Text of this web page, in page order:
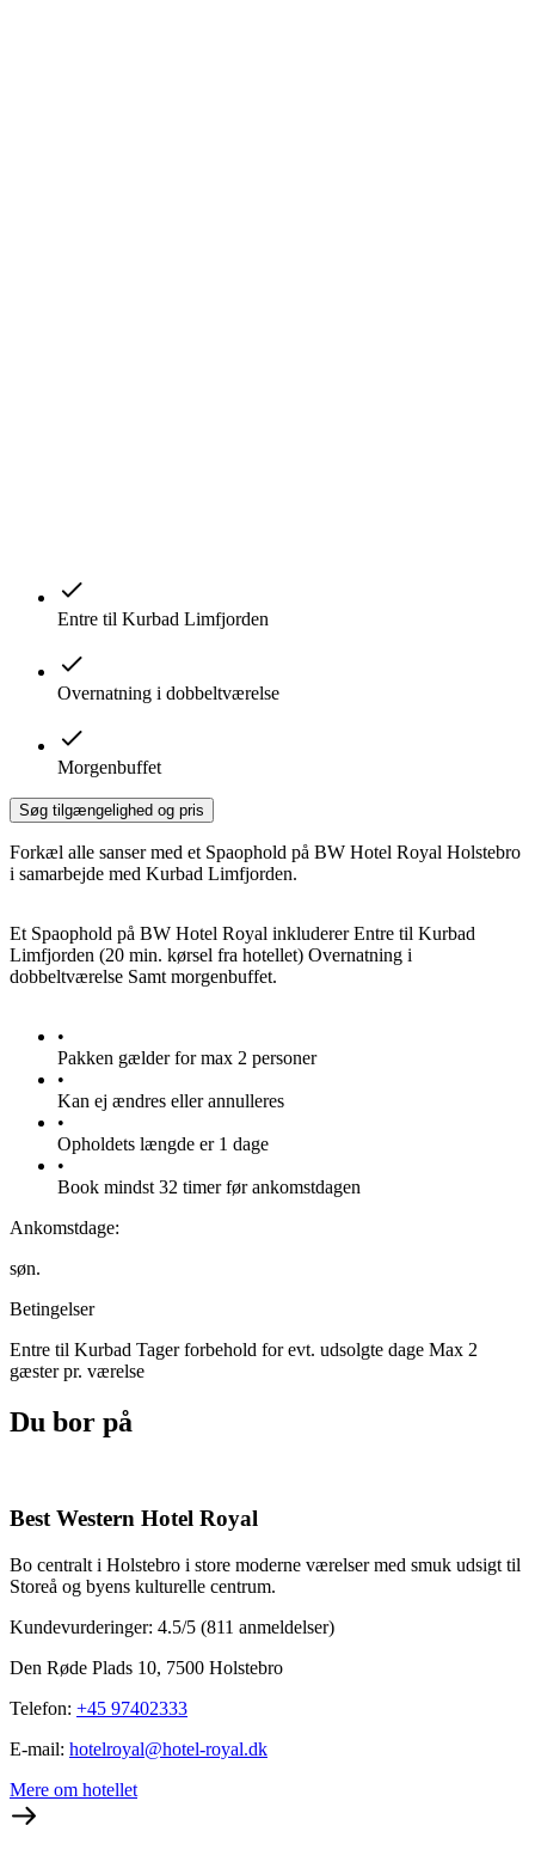
Entre til Kurbad Limfjorden
Overnatning i dobbeltværelse
Morgenbuffet
Søg tilgængelighed og pris
Forkæl alle sanser med et Spaophold på BW Hotel Royal Holstebro
i samarbejde med Kurbad Limfjorden.
Et Spaophold på BW Hotel Royal inkluderer Entre til Kurbad
Limfjorden (20 min. kørsel fra hotellet) Overnatning i
dobbeltværelse Samt morgenbuffet.
•
Pakken gælder for max 2 personer
•
Kan ej ændres eller annulleres
•
Opholdets længde er 1 dage
•
Book mindst 32 timer før ankomstdagen
Ankomstdage:
søn.
Betingelser
Entre til Kurbad Tager forbehold for evt. udsolgte dage Max 2
gæster pr. værelse
Du bor på
Best Western Hotel Royal
Bo centralt i Holstebro i store moderne værelser med smuk udsigt til
Storeå og byens kulturelle centrum.
Kundevurderinger: 4.5/5 (811 anmeldelser)
Den Røde Plads 10, 7500 Holstebro
Telefon: +45 97402333
E-mail: hotelroyal@hotel-royal.dk
Mere om hotellet